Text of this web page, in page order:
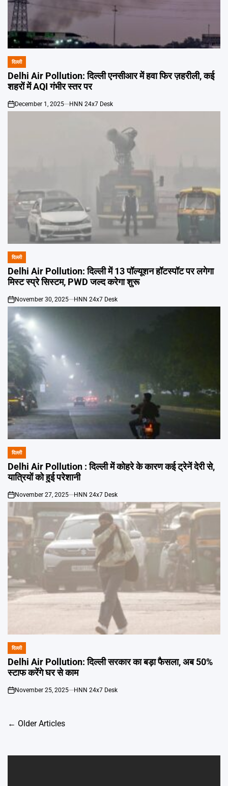
POSTED
IN
दिल्ली
Delhi Air Pollution: दिल्ली एनसीआर में हवा फिर ज़हरीली, कई
शहरों में AQI गंभीर स्तर पर
on
December 1, 2025 HNN 24x7 Desk
POSTED
IN
दिल्ली
Delhi Air Pollution: दिल्ली में 13 पॉल्यूशन हॉटस्पॉट पर लगेगा
मिस्ट स्प्रे सिस्टम, PWD जल्द करेगा शुरू
on
November 30, 2025 HNN 24x7 Desk
POSTED
IN
दिल्ली
Delhi Air Pollution : दिल्ली में कोहरे के कारण कई ट्रेनें देरी से,
यात्रियों को हुई परेशानी
on
November 27, 2025 HNN 24x7 Desk
POSTED
IN
दिल्ली
Delhi Air Pollution: दिल्ली सरकार का बड़ा फैसला, अब 50%
स्‍टाफ करेंगे घर से काम
on
November 25, 2025 HNN 24x7 Desk
Posts
← Older Articles